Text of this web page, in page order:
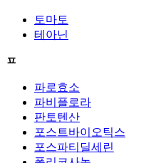
토마토
테아닌
ㅍ
파로효소
파비플로라
판토텐산
포스트바이오틱스
포스파티딜세린